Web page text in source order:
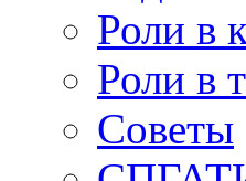
Роли в
Роли в
Советы